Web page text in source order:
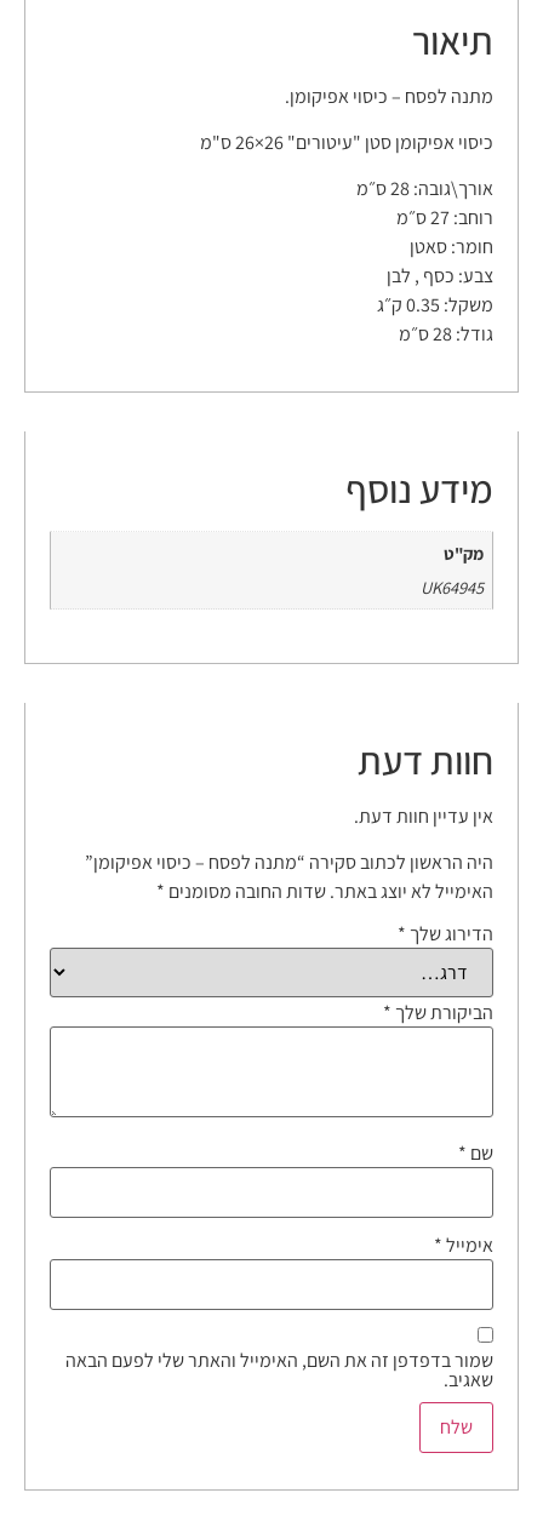
תיאור
מתנה לפסח – כיסוי אפיקומן.
כיסוי אפיקומן סטן "עיטורים" 26×26 ס"מ
אורך\גובה: 28 ס״מ
רוחב: 27 ס״מ
חומר: סאטן
צבע: כסף , לבן
משקל: 0.35 ק״ג
גודל: 28 ס״מ
מידע נוסף
מק"ט
UK64945
חוות דעת
אין עדיין חוות דעת.
היה הראשון לכתוב סקירה “מתנה לפסח – כיסוי אפיקומן”
האימייל לא יוצג באתר.שדות החובה מסומנים *
הדירוג שלך *
הביקורת שלך *
שם *
אימייל*
שמור בדפדפן זה את השם, האימייל והאתר שלי לפעם הבאה
שאגיב.